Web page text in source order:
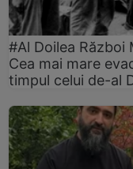
#Al Doilea Război
Cea mai mare
timpul celui de-al